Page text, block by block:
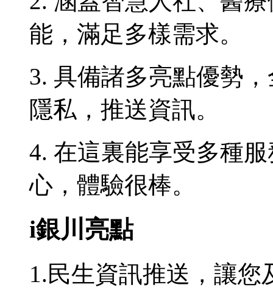
能，滿足多樣需求。
3. 具備諸多亮點優勢
隱私，推送資訊。
4. 在這裏能享受多種
心，體驗很棒。
i銀川亮點
1.民生資訊推送，讓